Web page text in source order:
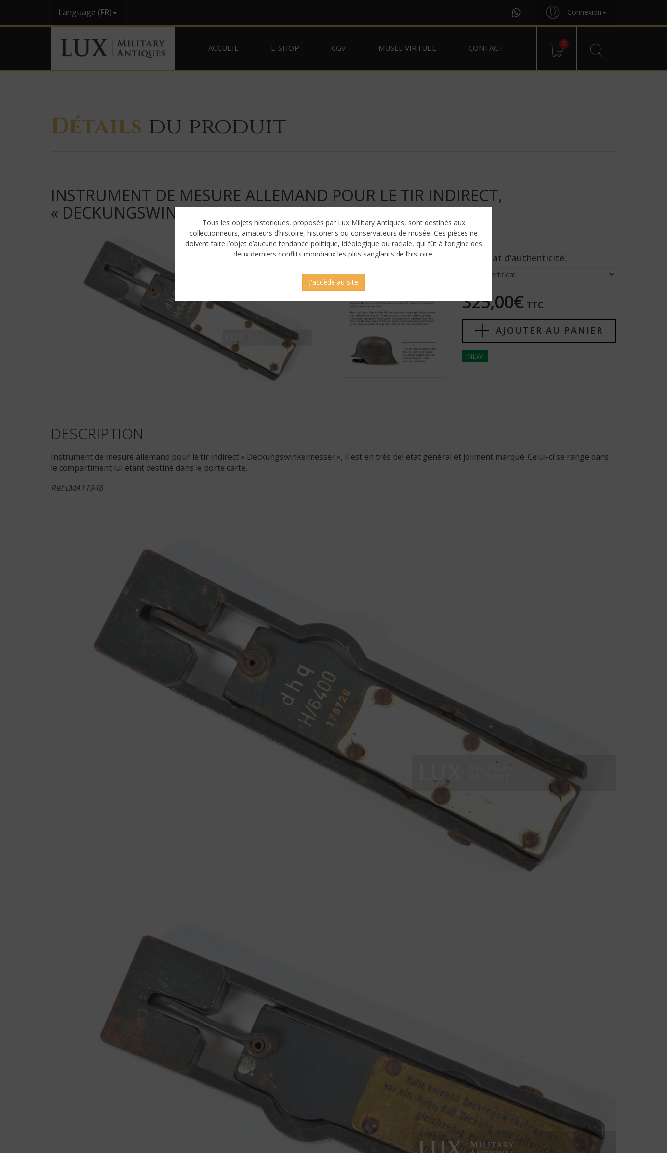
Language (FR) Connexion
ACCUEIL E-SHOP CGV MUSÉE VIRTUEL CONTACT 0
Détails du produit
INSTRUMENT DE MESURE ALLEMAND POUR LE TIR INDIRECT,
« DECKUNGSWINKELMESSER »
Certificat d'authenticité:
325,00€ TTC
AJOUTER AU PANIER
NEW
DESCRIPTION
Instrument de mesure allemand pour le tir indirect « Deckungswinkelmesser », il est en très bel état général et joliment marqué. Celui-ci se range dans
le compartiment lui étant destiné dans le porte carte.
Réf:LMA11948
Tous les objets historiques, proposés par Lux Military Antiques, sont destinés aux
collectionneurs, amateurs d’histoire, historiens ou conservateurs de musée. Ces pièces ne
doivent faire l’objet d’aucune tendance politique, idéologique ou raciale, qui fût à l’origine des
deux derniers conflits mondiaux les plus sanglants de l’histoire.
J'accède au site